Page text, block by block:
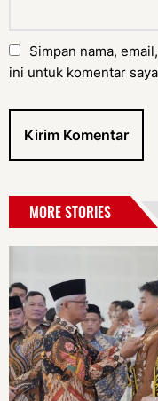
Simpan nama,
ini untuk komentar
MORE STORIES